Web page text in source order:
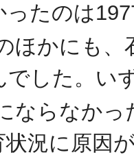
ったのは
ほかにも
でした。い
ならなか
状況に原因